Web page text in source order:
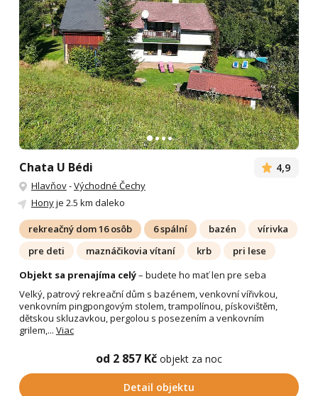
Chata U Bédi 4,9
Hlavňov-Východné Čechy
Honyje 2.5 km daleko
rekreačný dom 16 osôb 6 spální bazén
vírivka
pre deti
maznáčikovia vítaní krb
pri lese
Objekt sa prenajíma celý– budete ho mať len pre seba
Velký, patrový rekreační dům s bazénem, venkovní vířivkou,
venkovním pingpongovým stolem, trampolínou, pískovištěm,
dětskou skluzavkou, pergolou s posezením a venkovním
grilem,... Viac
od 2 857 Kč objekt za noc
Detail objektu